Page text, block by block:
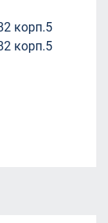
корп.5
корп.5